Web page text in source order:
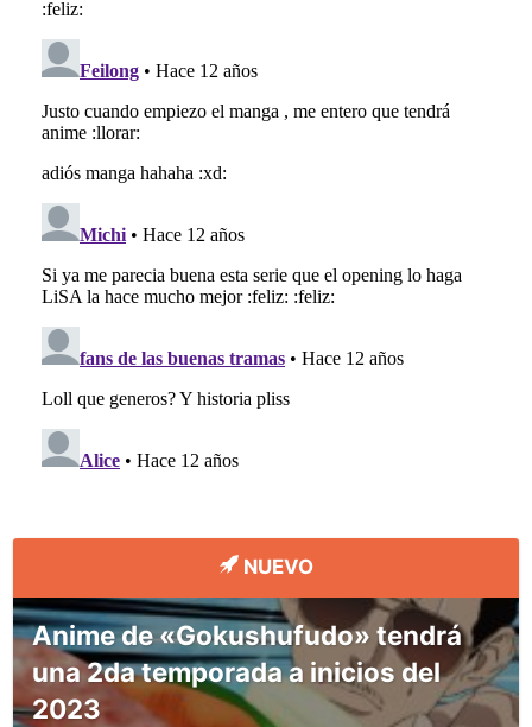
NUEVO
Anime de «Gokushufudo» tendrá
una 2da temporada a inicios del
2023